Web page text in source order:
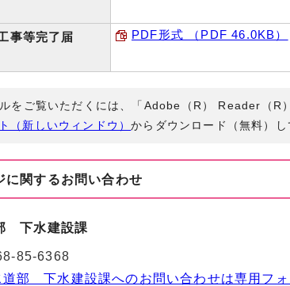
事等完了届
PDF形式 （PDF 46.0KB）
をご覧いただくには、「Adobe（R） Reader（R
（新しいウィンドウ）からダウンロード（無料）し
に関するお問い合わせ
下水建設課
85-6368
道部 下水建設課へのお問い合わせは専用フォ